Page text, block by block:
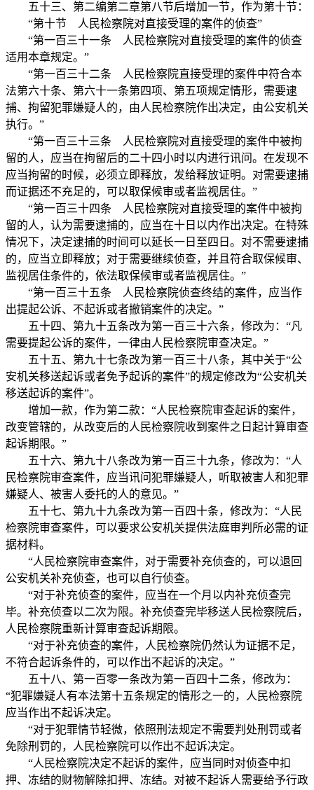
五十三、第二编第二章第八节后增加一节，作为第十节：
“第十节 人民检察院对直接受理的案件的侦查”
“第一百三十一条 人民检察院对直接受理的案件的侦查
适用本章规定。”
“第一百三十二条 人民检察院直接受理的案件中符合本
法第六十条、第六十一条第四项、第五项规定情形，需要逮
捕、拘留犯罪嫌疑人的，由人民检察院作出决定，由公安机关
执行。”
“第一百三十三条 人民检察院对直接受理的案件中被拘
留的人，应当在拘留后的二十四小时以内进行讯问。在发现不
应当拘留的时候，必须立即释放，发给释放证明。对需要逮捕
而证据还不充足的，可以取保候审或者监视居住。”
“第一百三十四条 人民检察院对直接受理的案件中被拘
留的人，认为需要逮捕的，应当在十日以内作出决定。在特殊
情况下，决定逮捕的时间可以延长一日至四日。对不需要逮捕
的，应当立即释放；对于需要继续侦查，并且符合取保候审、
监视居住条件的，依法取保候审或者监视居住。”
“第一百三十五条 人民检察院侦查终结的案件，应当作
出提起公诉、不起诉或者撤销案件的决定。”
五十四、第九十五条改为第一百三十六条，修改为：“凡
需要提起公诉的案件，一律由人民检察院审查决定。”
五十五、第九十七条改为第一百三十八条，其中关于“公
安机关移送起诉或者免予起诉的案件”的规定修改为“公安机关
移送起诉的案件”。
增加一款，作为第二款：“人民检察院审查起诉的案件，
改变管辖的，从改变后的人民检察院收到案件之日起计算审查
起诉期限。”
五十六、第九十八条改为第一百三十九条，修改为：“人
民检察院审查案件，应当讯问犯罪嫌疑人，听取被害人和犯罪
嫌疑人、被害人委托的人的意见。”
五十七、第九十九条改为第一百四十条，修改为：“人民
检察院审查案件，可以要求公安机关提供法庭审判所必需的证
据材料。
“人民检察院审查案件，对于需要补充侦查的，可以退回
公安机关补充侦查，也可以自行侦查。
“对于补充侦查的案件，应当在一个月以内补充侦查完
毕。补充侦查以二次为限。补充侦查完毕移送人民检察院后，
人民检察院重新计算审查起诉期限。
“对于补充侦查的案件，人民检察院仍然认为证据不足，
不符合起诉条件的，可以作出不起诉的决定。”
五十八、第一百零一条改为第一百四十二条，修改为：
“犯罪嫌疑人有本法第十五条规定的情形之一的，人民检察院
应当作出不起诉决定。
“对于犯罪情节轻微，依照刑法规定不需要判处刑罚或者
免除刑罚的，人民检察院可以作出不起诉决定。
“人民检察院决定不起诉的案件，应当同时对侦查中扣
押、冻结的财物解除扣押、冻结。对被不起诉人需要给予行政